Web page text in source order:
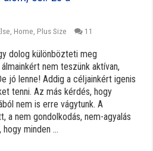
Home Plus Size 11
dolog különbözteti meg
nem teszünk aktívan,
jó lenne! Addig a céljainkért igenis
tenni. Az más kérdés, hogy
nem is erre vágytunk. A
a nem gondolkodás, nem-agyalás
minden ...